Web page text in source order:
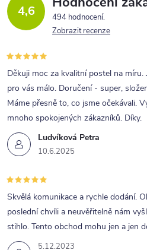
4,6
494 hodnocení
Zobrazit recenze
Ludvíková Petra
10.6.2025
Děkuji moc za kvalitní postel na míru.
pro vás málo. Doručení - super,
Máme přesně to, co jsme očekávali.
mnoho spokojených zákazníků. Díky.
5.12.2023
Skvělá komunikace a rychle dodání.
poslední chvíli a neuvěřitelně nám
stihlo. Tento obchod mohu jen a jen